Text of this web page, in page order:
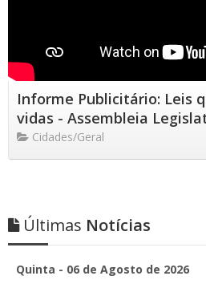
Informe Publicitário: Leis
vidas - Assembleia
Cidades/Geral
Últimas Notícias
Quinta - 06 de Agosto de 2026